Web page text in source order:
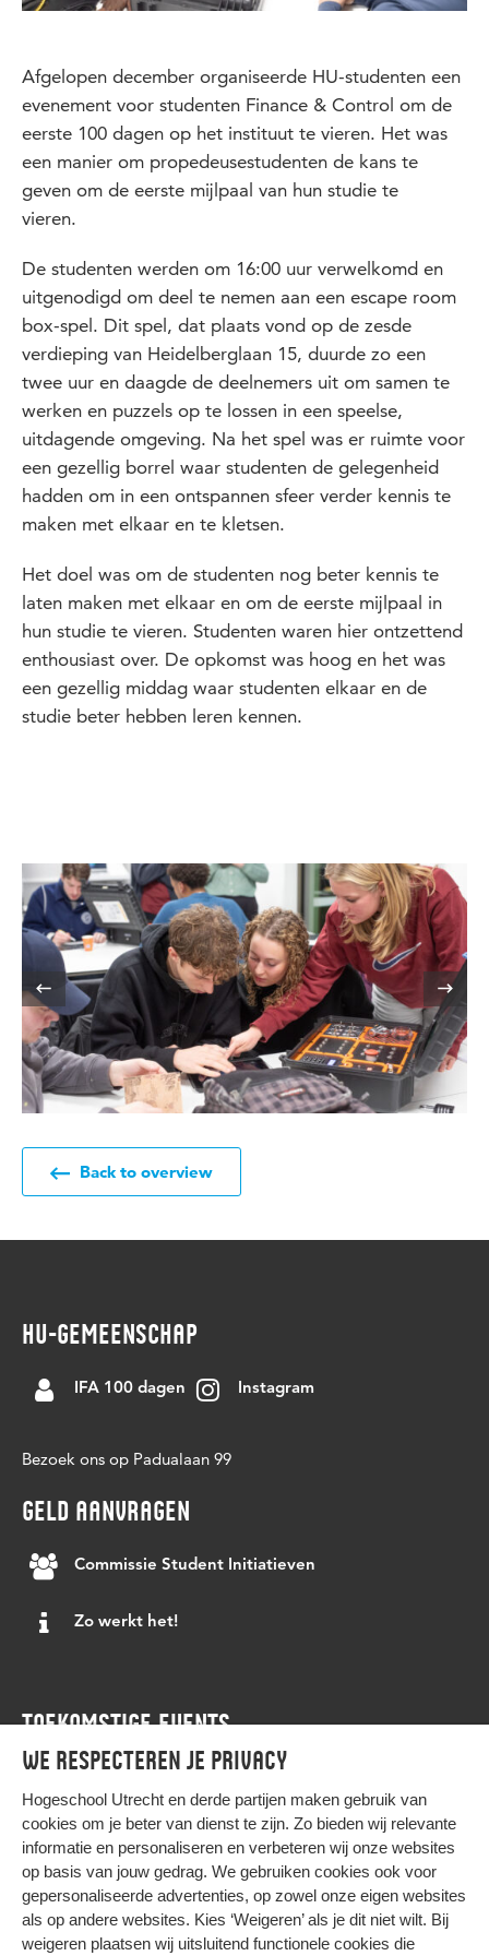
We respecteren je privacy
Hogeschool Utrecht en derde partijen maken gebruik van
cookies om je beter van dienst te zijn. Zo bieden wij relevante
informatie en personaliseren en verbeteren wij onze websites
op basis van jouw gedrag. We gebruiken cookies ook voor
gepersonaliseerde advertenties, op zowel onze eigen websites
als op andere websites. Kies ‘Weigeren’ als je dit niet wilt. Bij
weigeren plaatsen wij uitsluitend functionele cookies die
Afgelopen december organiseerde HU-studenten een
evenement voor studenten Finance & Control om de
eerste 100 dagen op het instituut te vieren. Het was
een manier om propedeusestudenten de kans te
geven om de eerste mijlpaal van hun studie te
vieren.
De studenten werden om 16:00 uur verwelkomd en
uitgenodigd om deel te nemen aan een escape room
box-spel. Dit spel, dat plaats vond op de zesde
verdieping van Heidelberglaan 15, duurde zo een
twee uur en daagde de deelnemers uit om samen te
werken en puzzels op te lossen in een speelse,
uitdagende omgeving. Na het spel was er ruimte voor
een gezellig borrel waar studenten de gelegenheid
hadden om in een ontspannen sfeer verder kennis te
maken met elkaar en te kletsen.
Het doel was om de studenten nog beter kennis te
laten maken met elkaar en om de eerste mijlpaal in
hun studie te vieren. Studenten waren hier ontzettend
enthousiast over. De opkomst was hoog en het was
een gezellig middag waar studenten elkaar en de
studie beter hebben leren kennen.
Back to overview
HU-GEMEENSCHAP
IFA 100 dagen Instagram
Bezoek ons op Padualaan 99
GELD AANVRAGEN
Commissie Student Initiatieven
Zo werkt het!
TOEKOMSTIGE EVENTS
HIER KOMT ALLES SAMEN